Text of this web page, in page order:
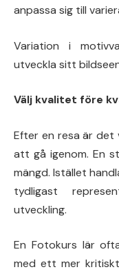
anpassa sig till
Variation i
utveckla sitt
Välj kvalitet före
Efter en resa är
att gå igenom. En
mängd. Istället
tydligast
utveckling.
En Fotokurs lär
med ett mer